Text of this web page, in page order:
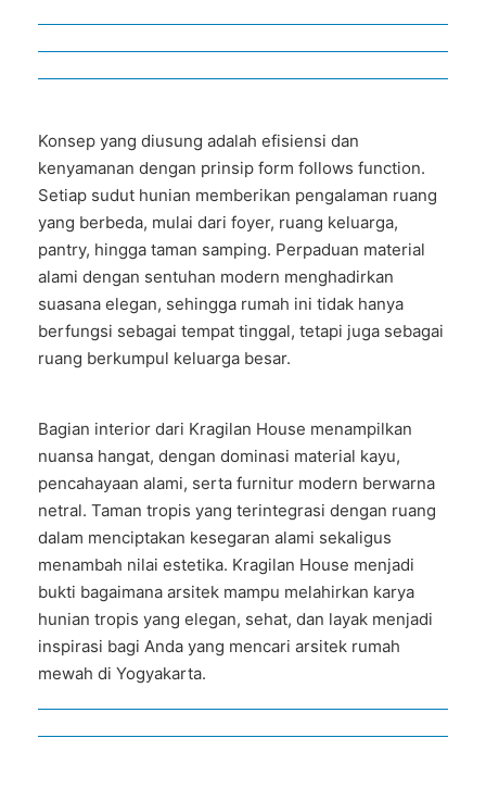
Konsep yang diusung adalah efisiensi dan
kenyamanan dengan prinsip form follows function.
Setiap sudut hunian memberikan pengalaman ruang
yang berbeda, mulai dari foyer, ruang keluarga,
pantry, hingga taman samping. Perpaduan material
alami dengan sentuhan modern menghadirkan
suasana elegan, sehingga rumah ini tidak hanya
berfungsi sebagai tempat tinggal, tetapi juga sebagai
ruang berkumpul keluarga besar.
Bagian interior dari Kragilan House menampilkan
nuansa hangat, dengan dominasi material kayu,
pencahayaan alami, serta furnitur modern berwarna
netral. Taman tropis yang terintegrasi dengan ruang
dalam menciptakan kesegaran alami sekaligus
menambah nilai estetika. Kragilan House menjadi
bukti bagaimana arsitek mampu melahirkan karya
hunian tropis yang elegan, sehat, dan layak menjadi
inspirasi bagi Anda yang mencari arsitek rumah
mewah di Yogyakarta.